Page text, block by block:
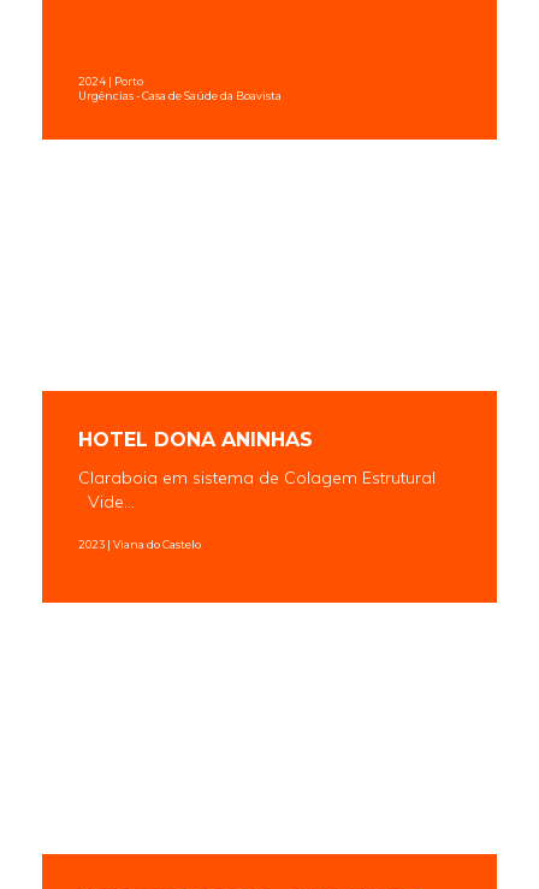
2024 | Porto
Urgências - Casa de Saúde da Boavista
HOTEL DONA ANINHAS
Claraboia em sistema de Colagem Estrutural
Vide...
2023 | Viana do Castelo